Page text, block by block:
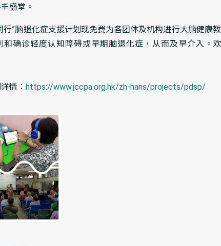
盛堂。
行”脑退化症支援计划现免费为各团体及机构进行大脑健康
和确诊轻度认知障碍或早期脑退化症，从而及早介入。
情︰ https://www.jccpa.org.hk/zh-hans/projects/pdsp/